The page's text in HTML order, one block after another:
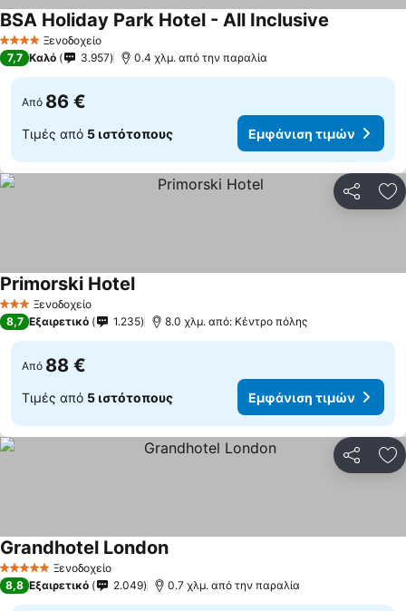
4 ΑστέριαΞενοδοχείο
BSA Holiday Park Hotel - All Inclusive
7,7 Καλό 3.957 0.4 χλμ. από την παραλία
Από 86 €
Τιμές από 5 ιστότοπους Εμφάνιση τιμών
3 ΑστέριαΞενοδοχείο
Primorski Hotel
8,7 Εξαιρετικό 1.235 8.0 χλμ. από: Κέντρο πόλης
Από 88 €
Τιμές από 5 ιστότοπους Εμφάνιση τιμών
5 Αστέρια Ξενοδοχείο
Grandhotel London
8,8 Εξαιρετικό 2.049 0.7 χλμ. από την παραλία